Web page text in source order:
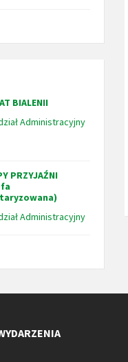
BIALENII
Administracyjny
PRZYJAŹNI
Administracyjny